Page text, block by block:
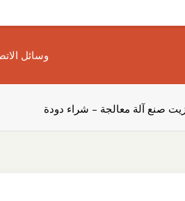
وسائل
صنع آلة معالجة – شراء دودة